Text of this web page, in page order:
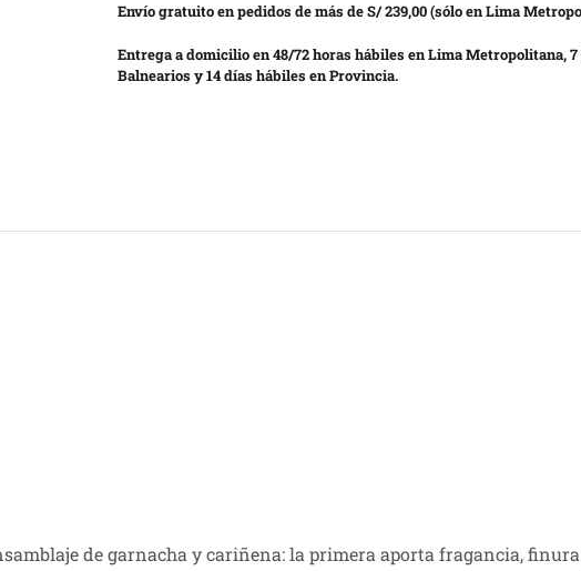
Envío gratuito en pedidos de más de S/ 239,00 (sólo en Lima
Entrega a domicilio en 48/72 horas hábiles en Lima Metropolitana,
Balnearios y 14 días hábiles en Provincia.
de garnacha y cariñena: la primera aporta fragancia,